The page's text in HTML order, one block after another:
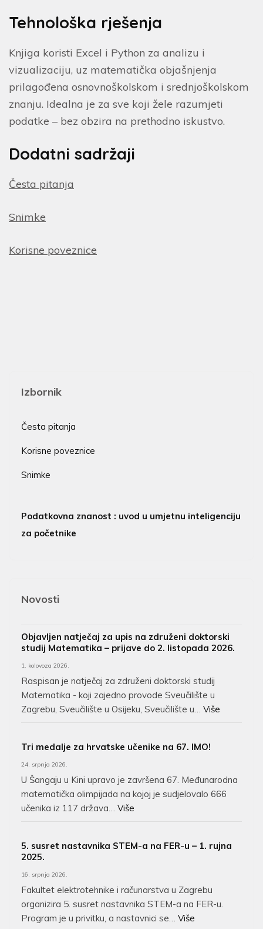
Tehnološka rješenja
Knjiga koristi Excel i Python za analizu i
vizualizaciju, uz matematička objašnjenja
prilagođena osnovnoškolskom i srednjoškolskom
znanju. Idealna je za sve koji žele razumjeti
podatke – bez obzira na prethodno iskustvo.
Dodatni sadržaji
Česta pitanja
Snimke
Korisne poveznice
Izbornik
Česta pitanja
Korisne poveznice
Snimke
Podatkovna znanost : uvod u umjetnu inteligenciju
za početnike
Novosti
Objavljen natječaj za upis na združeni doktorski
studij Matematika – prijave do 2. listopada 2026.
1. kolovoza 2026.
Raspisan je natječaj za združeni doktorski studij
Matematika - koji zajedno provode Sveučilište u
Zagrebu, Sveučilište u Osijeku, Sveučilište u… Više
Tri medalje za hrvatske učenike na 67. IMO!
24. srpnja 2026.
U Šangaju u Kini upravo je završena 67. Međunarodna
matematička olimpijada na kojoj je sudjelovalo 666
učenika iz 117 država… Više
5. susret nastavnika STEM-a na FER-u – 1. rujna
2025.
16. srpnja 2026.
Fakultet elektrotehnike i računarstva u Zagrebu
organizira 5. susret nastavnika STEM-a na FER-u.
Program je u privitku, a nastavnici se… Više